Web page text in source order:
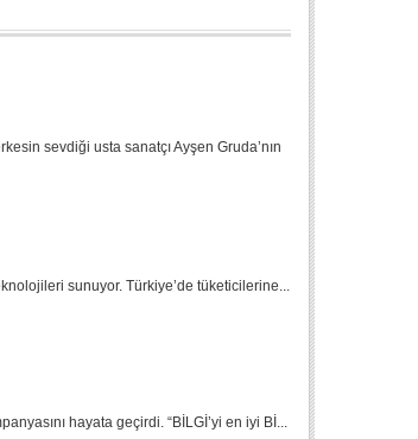
sevdiği usta sanatçı Ayşen Gruda’nın
sunuyor. Türkiye’de tüketicilerine...
hayata geçirdi. “BİLGİ’yi en iyi Bİ...